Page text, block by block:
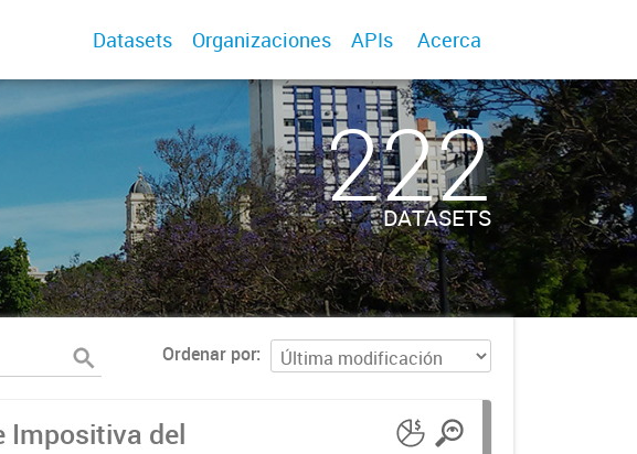
Datasets Organizaciones APIs Acerca
222
DATASETS
Ordenar por
Impositiva del